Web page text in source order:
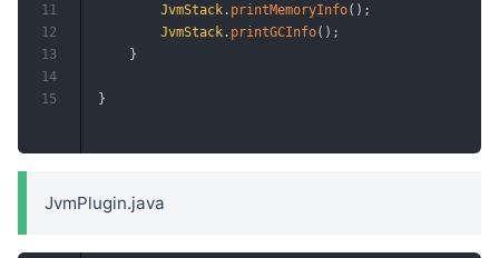
JvmStack . printMemoryInfo( ) ;
JvmStack . printGCInfo( ) ;
}
}
11
12
13
14
15
JvmPlugin.java